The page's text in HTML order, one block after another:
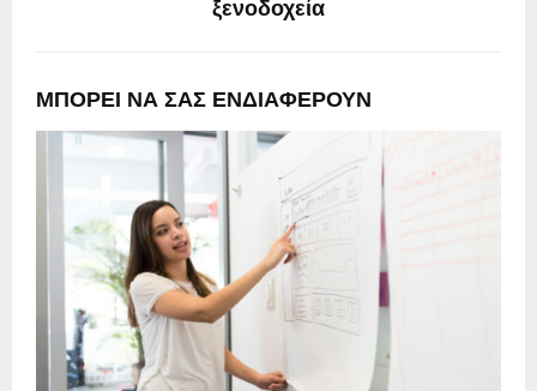
ξενοδοχεία
ΜΠΟΡΕΙ ΝΑ ΣΑΣ ΕΝΔΙΑΦΕΡΟΥΝ